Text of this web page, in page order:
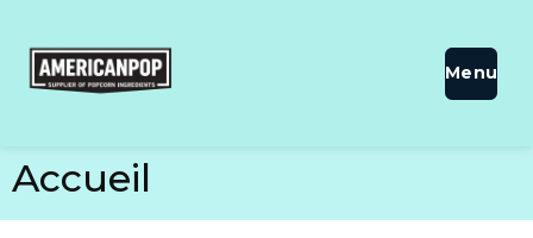
Accueil